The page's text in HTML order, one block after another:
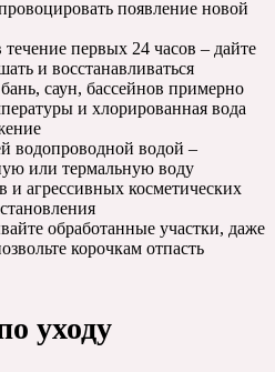
появление новой
первых 24 часов – дайте
и восстанавливаться
саун, бассейнов примерно
и хлорированная вода
водопроводной водой –
или термальную воду
и агрессивных косметических
обработанные участки, даже
корочкам отпасть
уходу